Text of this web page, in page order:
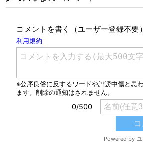
コメントを書く（ユーザー登録不要）